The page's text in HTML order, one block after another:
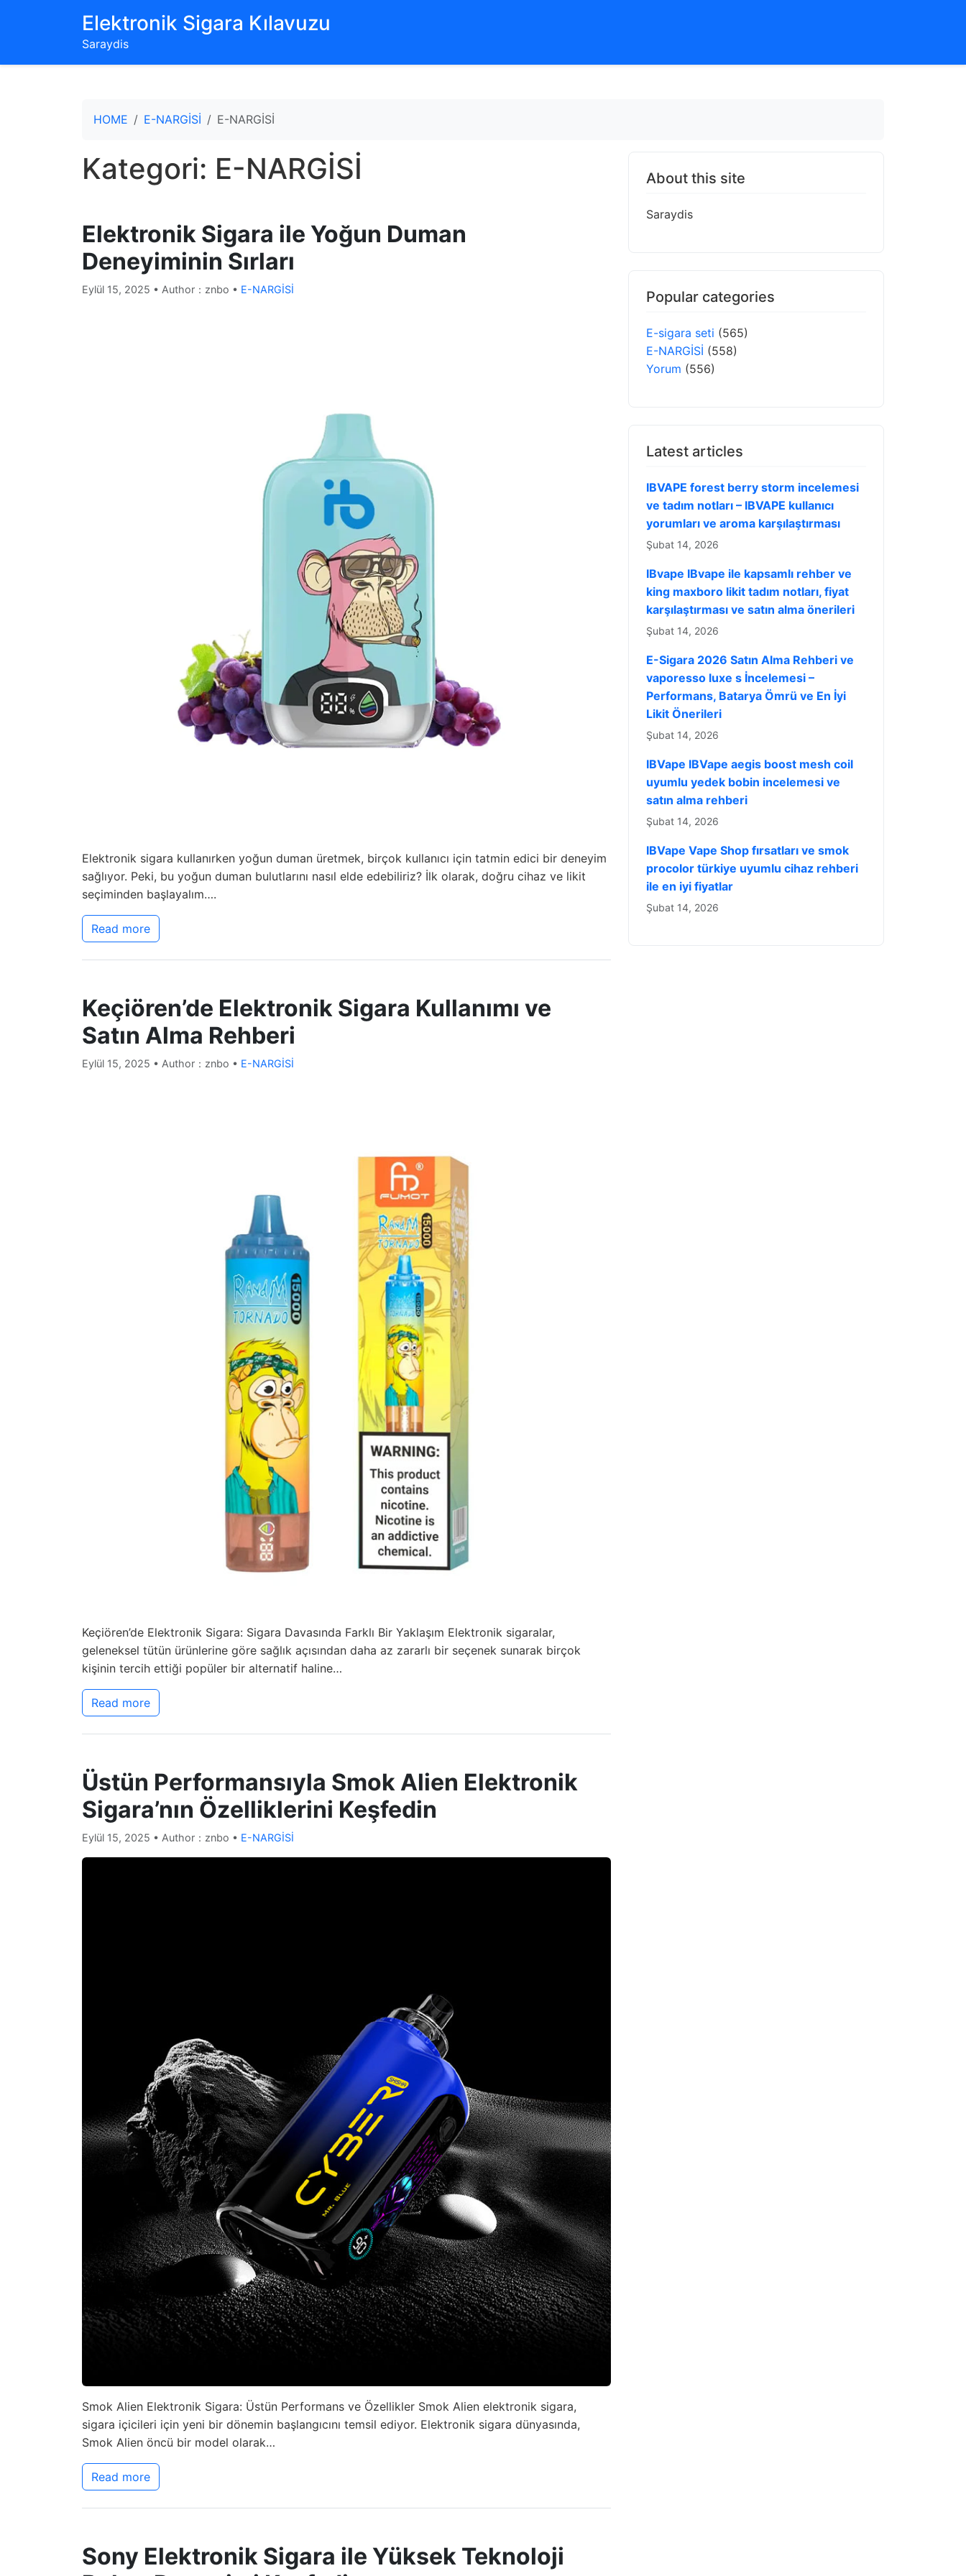
‌Elektronik Sigara Kılavuzu‌
Saraydis
HOME E-NARGİSİ E-NARGİSİ
Kategori: E-NARGİSİ
Elektronik Sigara ile Yoğun Duman
Deneyiminin Sırları
Eylül 15, 2025 • Author：znbo • E-NARGİSİ
Elektronik sigara kullanırken yoğun duman üretmek, birçok kullanıcı için tatmin edici bir deneyim
sağlıyor. Peki, bu yoğun duman bulutlarını nasıl elde edebiliriz? İlk olarak, doğru cihaz ve likit
seçiminden başlayalım….
Read more
Keçiören’de Elektronik Sigara Kullanımı ve
Satın Alma Rehberi
Eylül 15, 2025 • Author：znbo • E-NARGİSİ
Keçiören’de Elektronik Sigara: Sigara Davasında Farklı Bir Yaklaşım Elektronik sigaralar,
geleneksel tütün ürünlerine göre sağlık açısından daha az zararlı bir seçenek sunarak birçok
kişinin tercih ettiği popüler bir alternatif haline…
Read more
Üstün Performansıyla Smok Alien Elektronik
Sigara’nın Özelliklerini Keşfedin
Eylül 15, 2025 • Author：znbo • E-NARGİSİ
Smok Alien Elektronik Sigara: Üstün Performans ve Özellikler Smok Alien elektronik sigara,
sigara içicileri için yeni bir dönemin başlangıcını temsil ediyor. Elektronik sigara dünyasında,
Smok Alien öncü bir model olarak…
Read more
Sony Elektronik Sigara ile Yüksek Teknoloji
About this site
Saraydis
Popular categories
E-sigara seti (565)
E-NARGİSİ (558)
Yorum (556)
Latest articles
IBVAPE forest berry storm incelemesi
ve tadım notları – IBVAPE kullanıcı
yorumları ve aroma karşılaştırması
Şubat 14, 2026
IBvape IBvape ile kapsamlı rehber ve
king maxboro likit tadım notları, fiyat
karşılaştırması ve satın alma önerileri
Şubat 14, 2026
E-Sigara 2026 Satın Alma Rehberi ve
vaporesso luxe s İncelemesi –
Performans, Batarya Ömrü ve En İyi
Likit Önerileri
Şubat 14, 2026
IBVape IBVape aegis boost mesh coil
uyumlu yedek bobin incelemesi ve
satın alma rehberi
Şubat 14, 2026
IBVape Vape Shop fırsatları ve smok
procolor türkiye uyumlu cihaz rehberi
ile en iyi fiyatlar
Şubat 14, 2026